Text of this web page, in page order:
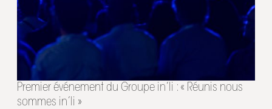
Premier événement du Groupe in’li : « Réunis nous
sommes in’li »